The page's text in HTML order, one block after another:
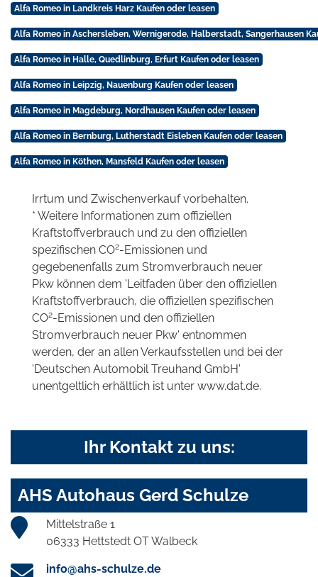
Alfa Romeo in Landkreis Harz Kaufen oder leasen
Alfa Romeo in Aschersleben, Wernigerode, Halberstadt, Sangerhausen
Alfa Romeo in Halle, Quedlinburg, Erfurt Kaufen oder leasen
Alfa Romeo in Leipzig, Nauenburg Kaufen oder leasen
Alfa Romeo in Magdeburg, Nordhausen Kaufen oder leasen
Alfa Romeo in Bernburg, Lutherstadt Eisleben Kaufen oder leasen
Alfa Romeo in Köthen, Mansfeld Kaufen oder leasen
Irrtum und Zwischenverkauf vorbehalten.
* Weitere Informationen zum offiziellen
Kraftstoffverbrauch und zu den offiziellen
spezifischen CO2-Emissionen und
gegebenenfalls zum Stromverbrauch neuer
Pkw können dem 'Leitfaden über den offiziellen
Kraftstoffverbrauch, die offiziellen spezifischen
CO2-Emissionen und den offiziellen
Stromverbrauch neuer Pkw' entnommen
werden, der an allen Verkaufsstellen und bei der
'Deutschen Automobil Treuhand GmbH'
unentgeltlich erhältlich ist unter www.dat.de.
Ihr Kontakt zu uns:
AHS Autohaus Gerd Schulze
Mittelstraße 1
06333 Hettstedt OT Walbeck
info@ahs-schulze.de